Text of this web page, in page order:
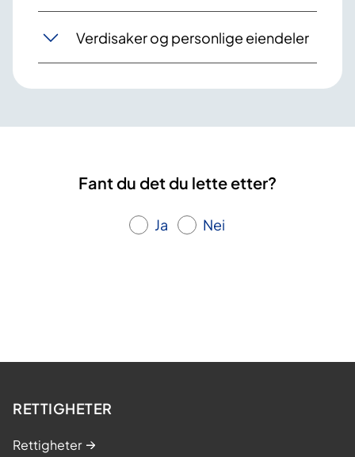
Verdisaker og personlige eiendeler
Fant du det du lette etter?
Ja Nei
RETTIGHETER
Rettigheter